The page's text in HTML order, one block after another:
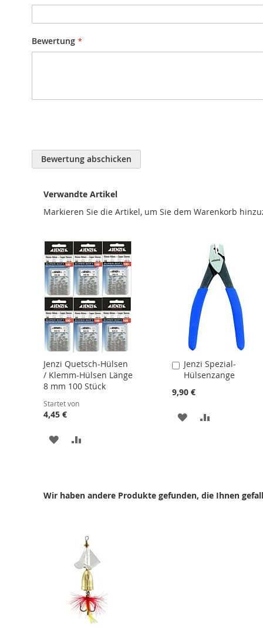
Bewertung
Bewertung abschicken
Verwandte Artikel
Markieren Sie die Artikel, um Sie dem Warenkorb
Jenzi Quetsch-Hülsen
/ Klemm-Hülsen Länge
8 mm 100 Stück
Startet von
4,45 €
ZUR
Jenzi Spezial-
Hülsenzange
9,90 €
In
den
ZUR
Wir haben andere Produkte gefunden, die Ihnen